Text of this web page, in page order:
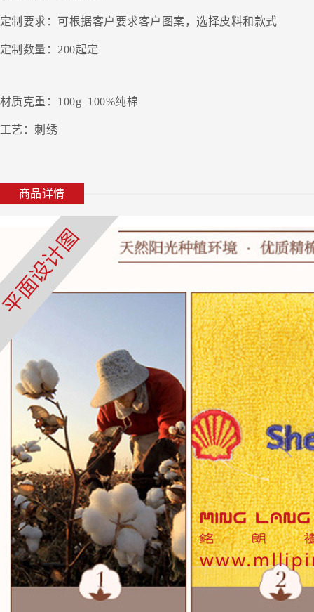
定制要求：可根据客户要求客户图案，选择皮料和款式
定制数量：200起定
材质克重：100g 100%纯棉
工艺：刺绣
商品详情